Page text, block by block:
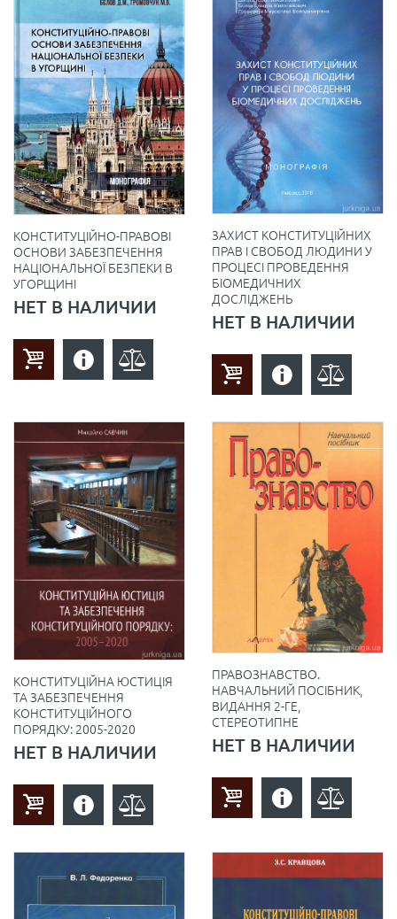
КОНСТИТУЦІЙНО-ПРАВОВІ
ОСНОВИ ЗАБЕЗПЕЧЕННЯ
НАЦІОНАЛЬНОЇ БЕЗПЕКИ В
УГОРЩИНІ
НЕТ В НАЛИЧИИ
ЗАХИСТ КОНСТИТУЦІЙНИХ
ПРАВ І СВОБОД ЛЮДИНИ У
ПРОЦЕСІ ПРОВЕДЕННЯ
БІОМЕДИЧНИХ
ДОСЛІДЖЕНЬ
НЕТ В НАЛИЧИИ
КОНСТИТУЦІЙНА ЮСТИЦІЯ
ТА ЗАБЕЗПЕЧЕННЯ
КОНСТИТУЦІЙНОГО
ПОРЯДКУ: 2005-2020
НЕТ В НАЛИЧИИ
ПРАВОЗНАВСТВО.
НАВЧАЛЬНИЙ ПОСІБНИК,
ВИДАННЯ 2-ГЕ,
СТЕРЕОТИПНЕ
НЕТ В НАЛИЧИИ